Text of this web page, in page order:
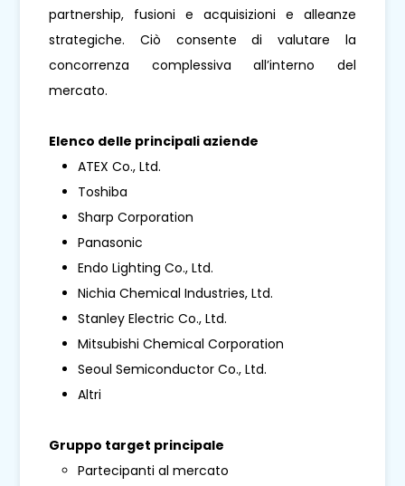
partnership, fusioni e acquisizioni e alleanze
strategiche. Ciò consente di valutare la
concorrenza complessiva all’interno del
mercato.
Elenco delle principali aziende
ATEX Co., Ltd.
Toshiba
Sharp Corporation
Panasonic
Endo Lighting Co., Ltd.
Nichia Chemical Industries, Ltd.
Stanley Electric Co., Ltd.
Mitsubishi Chemical Corporation
Seoul Semiconductor Co., Ltd.
Altri
Gruppo target principale
Partecipanti al mercato